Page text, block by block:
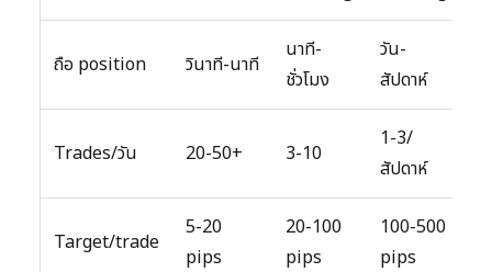
ถือ position วินาที-นาที
นาที-
ชั่วโมง
วัน-
สัปดาห์
Trades/วัน 20-50+ 3-10
1-3/
สัปดาห์
Target/trade
5-20
pips
20-100
pips
100-500
pips